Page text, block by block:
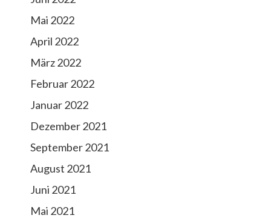
Mai 2022
April 2022
März 2022
Februar 2022
Januar 2022
Dezember 2021
September 2021
August 2021
Juni 2021
Mai 2021